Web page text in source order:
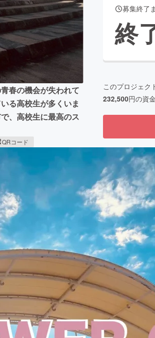
Social GoodCAMPFIRE Creation
るさと納税machi-ya コミュニティ
春の機会が失われて
る高校生が多くいま
、高校生に最高のス
QRコード
募集終了
終
このプロジェク
232,500円の資